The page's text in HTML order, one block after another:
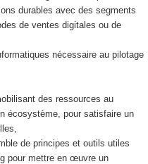
durables avec des segments
de ventes digitales ou de
nécessaire au pilotage
des ressources au
écosystème, pour satisfaire un
de principes et outils utiles
pour mettre en œuvre un